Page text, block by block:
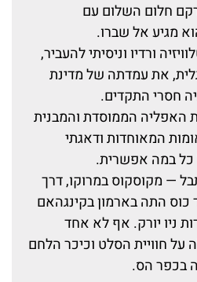
חלום השלום עם
מגיע אל שברו.
ורדיו וניסיתי להעביר,
את עמדתה של מדינת
חסרי התקדים.
את האפליה הממוסדת והמבנית
המאוחדות ודאגתי
כל במה אפשרית.
— מקוסקוס במרוקו, דרך
כוס התה בארמון בקינגהאם
ניו יורק. אף לא אחד
חוויית הסלט וכיכר הלחם
בכפר הס.